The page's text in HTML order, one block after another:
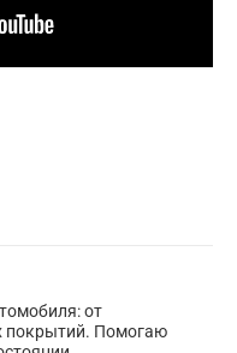
от
покрытий. Помогаю